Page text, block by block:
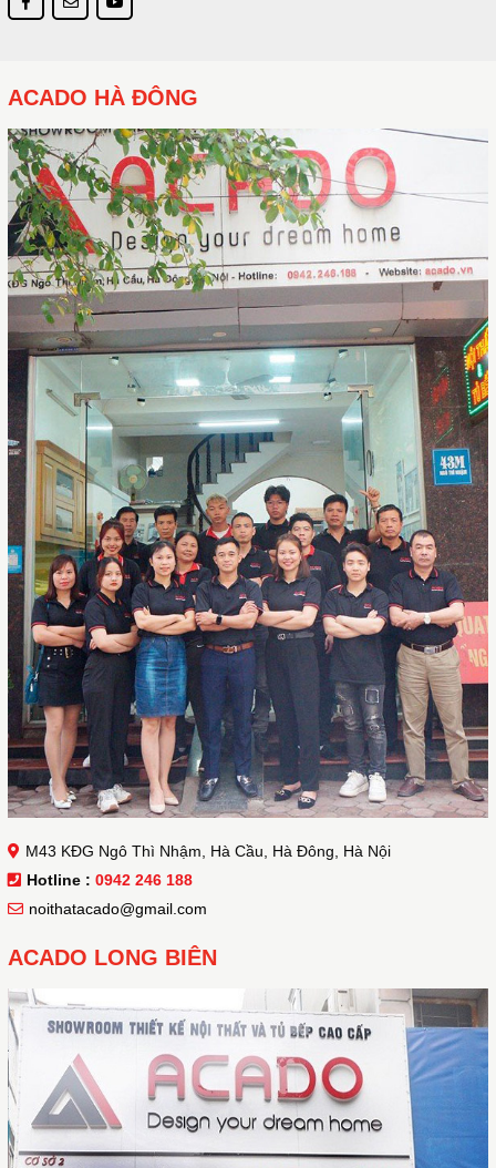
ACADO HÀ ĐÔNG
M43 KĐG Ngô Thì Nhậm, Hà Cầu, Hà Đông, Hà Nội
Hotline : 0942 246 188
noithatacado@gmail.com
ACADO LONG BIÊN